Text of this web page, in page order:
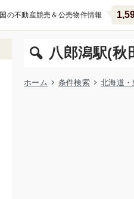
の不動産競売＆公売物件情報
八郎潟駅(秋
ホーム 条件検索 北海道